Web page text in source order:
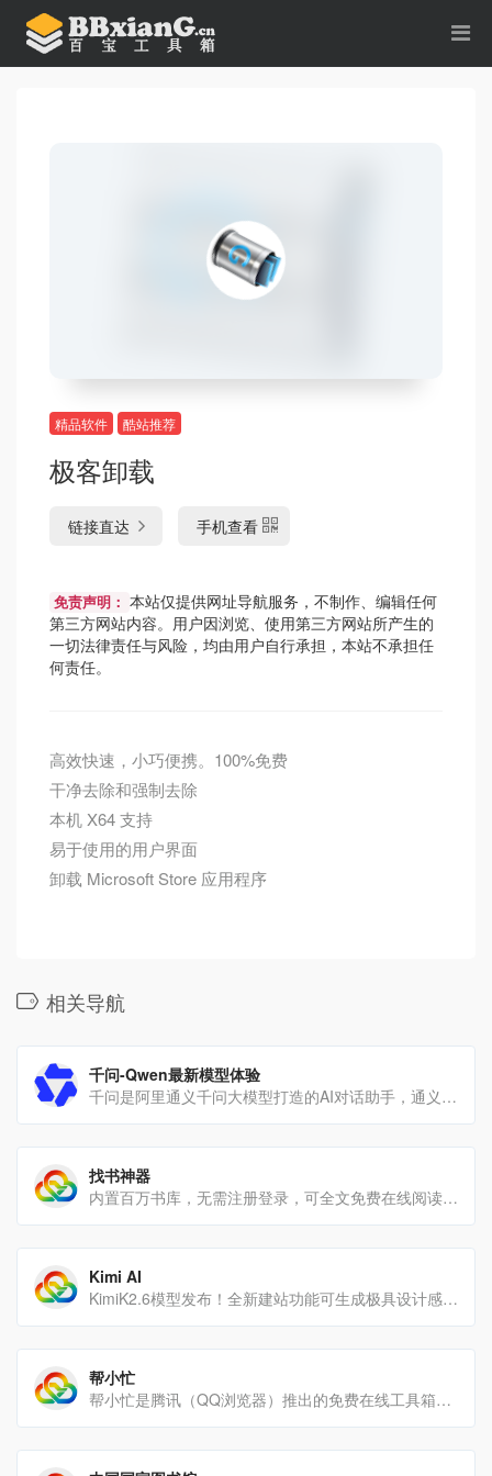
精品软件 酷站推荐
极客卸载
链接直达 手机查看
免责声明： 本站仅提供网址导航服务，不制作、编辑任何
第三方网站内容。用户因浏览、使用第三方网站所产生的
一切法律责任与风险，均由用户自行承担，本站不承担任
何责任。
高效快速，小巧便携。100%免费
干净去除和强制去除
本机 X64 支持
易于使用的用户界面
卸载 Microsoft Store 应用程序
相关导航
千问-Qwen最新模型体验
千问是阿里通义千问大模型打造的AI对话助手，通义千问支持问答、写作、代码、翻译、录音、PPT创作、文档处理、音[…]
找书神器
内置百万书库，无需注册登录，可全文免费在线阅读。界面简单，首页有搜索框，输入书名或作者名即可搜索，详情页能查看[…]
Kimi AI
KimiK2.6模型发布！全新建站功能可生成极具设计感的网站，支持轻量后端模块；Agent集群全面升级，[…]
帮小忙
帮小忙是腾讯（QQ浏览器）推出的免费在线工具箱，聚合上百种实用工具，无需安装、无广告，适合办公、学习、生活等[…]